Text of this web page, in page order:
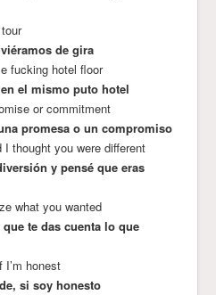
de gira
fucking hotel floor
el mismo puto hotel
or commitment
promesa o un compromiso
thought you were different
y pensé que eras
what you wanted
te das cuenta lo que
I’m honest
si soy honesto